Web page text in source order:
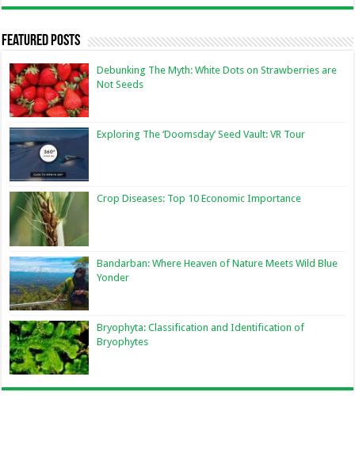
Featured Posts
Debunking The Myth: White Dots on Strawberries are
Not Seeds
Exploring The ‘Doomsday’ Seed Vault: VR Tour
Crop Diseases: Top 10 Economic Importance
Bandarban: Where Heaven of Nature Meets Wild Blue
Yonder
Bryophyta: Classification and Identification of
Bryophytes